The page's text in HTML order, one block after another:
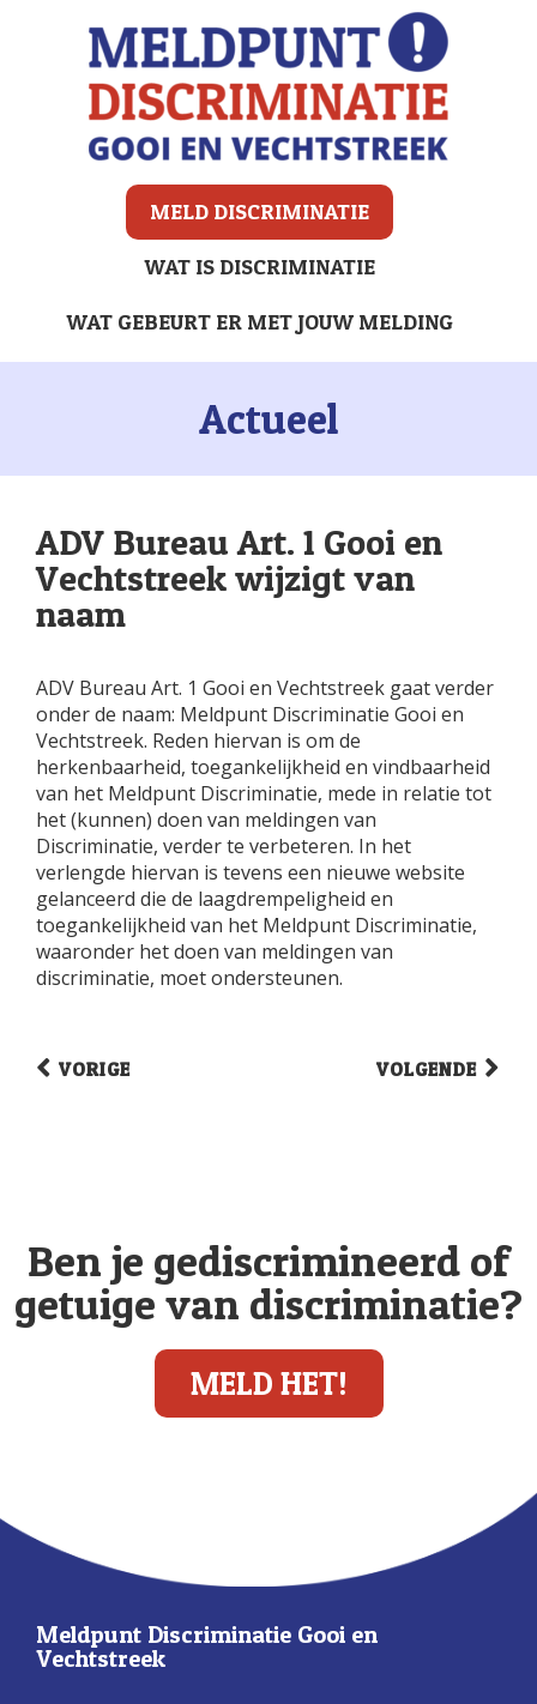
MELD DISCRIMINATIE
WAT IS DISCRIMINATIE
WAT GEBEURT ER MET JOUW MELDING
Actueel
ADV Bureau Art. 1 Gooi en
Vechtstreek wijzigt van
naam
ADV Bureau Art. 1 Gooi en Vechtstreek gaat verder
onder de naam: Meldpunt Discriminatie Gooi en
Vechtstreek. Reden hiervan is om de
herkenbaarheid, toegankelijkheid en vindbaarheid
van het Meldpunt Discriminatie, mede in relatie tot
het (kunnen) doen van meldingen van
Discriminatie, verder te verbeteren. In het
verlengde hiervan is tevens een nieuwe website
gelanceerd die de laagdrempeligheid en
toegankelijkheid van het Meldpunt Discriminatie,
waaronder het doen van meldingen van
discriminatie, moet ondersteunen.
VORIGE VOLGENDE
Ben je gediscrimineerd of
getuige van discriminatie?
MELD HET!
Meldpunt Discriminatie Gooi en
Vechtstreek